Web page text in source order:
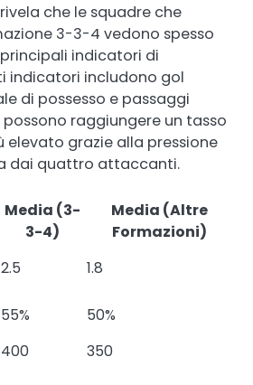
che le squadre che
3-3-4 vedono spesso
indicatori di
indicatori includono gol
di possesso e passaggi
possono raggiungere un tasso
elevato grazie alla pressione
dai quattro attaccanti.
Media (3-
3-4)
Media (Altre
Formazioni)
2.5
1.8
55%
50%
400 350